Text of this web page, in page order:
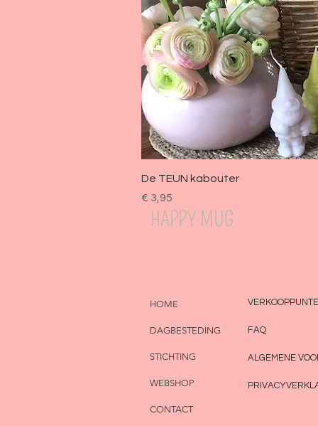
De TEUN kabouter
Prijs
€ 3,95
HAPPY MUG
HOME
DAGBESTEDING
STICHTING
WEBSHOP
CONTACT
FAQ
ALGEMENE